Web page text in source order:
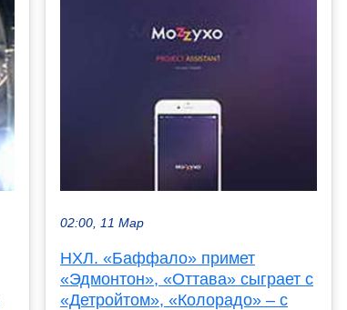
02:00, 11 Мар
НХЛ. «Баффало» примет
«Эдмонтон», «Оттава» сыграет с
«Детройтом», «Колорадо» – с